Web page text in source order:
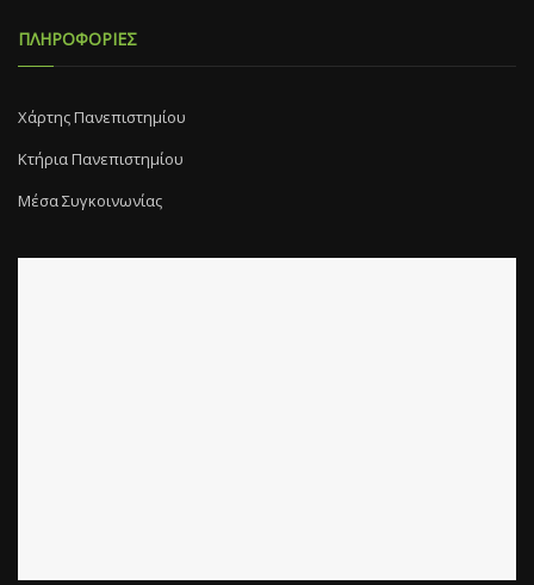
ΠΛΗΡΟΦΟΡΙΕΣ
Χάρτης Πανεπιστημίου
Κτήρια Πανεπιστημίου
Μέσα Συγκοινωνίας